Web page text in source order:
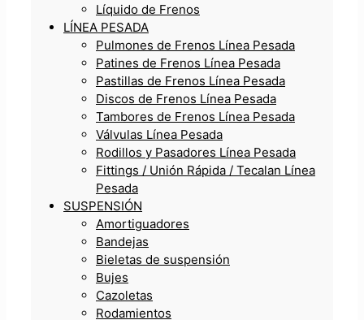
Líquido de Frenos
LÍNEA PESADA
Pulmones de Frenos Línea Pesada
Patines de Frenos Línea Pesada
Pastillas de Frenos Línea Pesada
Discos de Frenos Línea Pesada
Tambores de Frenos Línea Pesada
Válvulas Línea Pesada
Rodillos y Pasadores Línea Pesada
Fittings / Unión Rápida / Tecalan Línea
Pesada
SUSPENSIÓN
Amortiguadores
Bandejas
Bieletas de suspensión
Bujes
Cazoletas
Rodamientos